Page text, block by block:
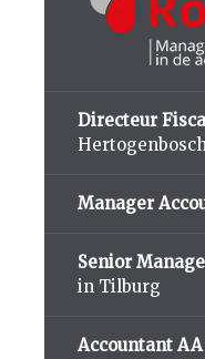
Directeur
Manager
Senior
in Tilburg
Accountant AA